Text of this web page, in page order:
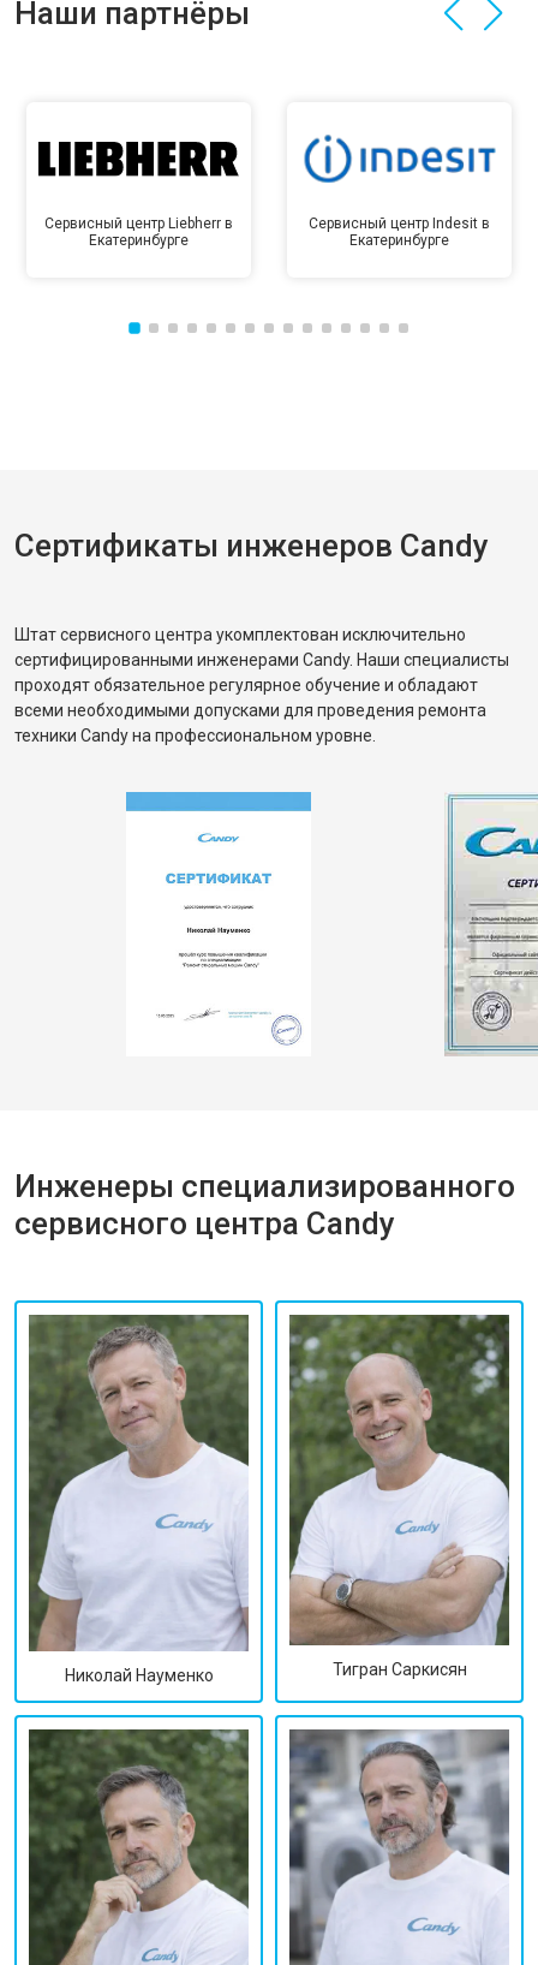
Наши партнёры
Сервисный центр Liebherr в
Екатеринбурге
Сервисный центр Indesit в
Екатеринбурге
Сертификаты инженеров Candy
Штат сервисного центра укомплектован исключительно
сертифицированными инженерами Candy. Наши специалисты
проходят обязательное регулярное обучение и обладают
всеми необходимыми допусками для проведения ремонта
техники Candy на профессиональном уровне.
Инженеры специализированного
сервисного центра Candy
Николай Науменко Тигран Саркисян